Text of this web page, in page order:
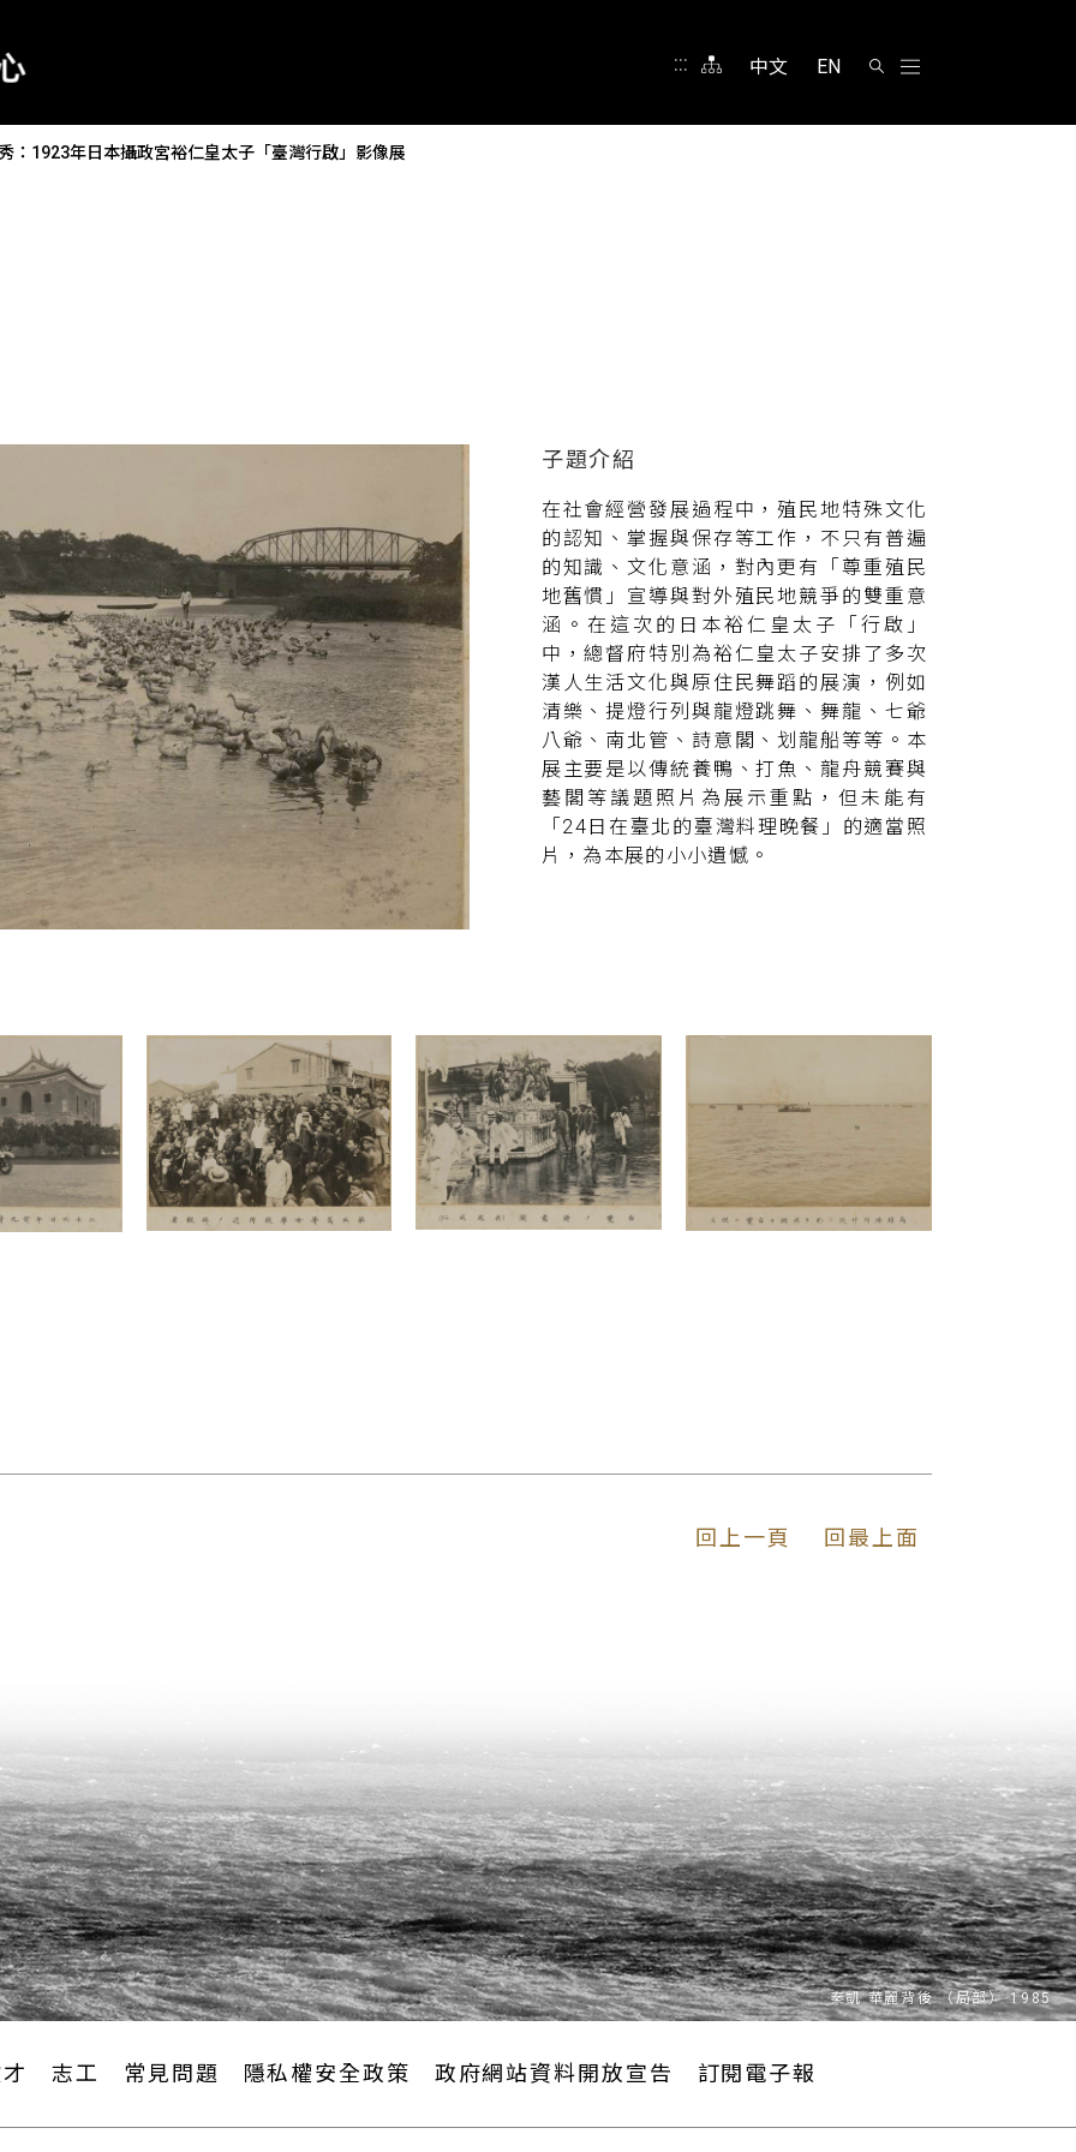
::: 中文 EN
：1923年日本攝政宮裕仁皇太子「臺灣行啟」影像展
在社會經營發展過程中，殖民地特殊文化
的認知、掌握與保存等工作，不只有普遍
的知識、文化意涵，對內更有「尊重殖民
地舊慣」宣導與對外殖民地競爭的雙重意
涵。在這次的日本裕仁皇太子「行啟」
中，總督府特別為裕仁皇太子安排了多次
漢人生活文化與原住民舞蹈的展演，例如
清樂、提燈行列與龍燈跳舞、舞龍、七爺
八爺、南北管、詩意閣、划龍船等等。本
展主要是以傳統養鴨、打魚、龍舟競賽與
藝閣等議題照片為展示重點，但未能有
「24日在臺北的臺灣料理晚餐」的適當照
片，為本展的小小遺憾。
回上一頁 回最上面
志工 常見問題 隱私權安全政策 政府網站資料開放宣告 訂閱電子報